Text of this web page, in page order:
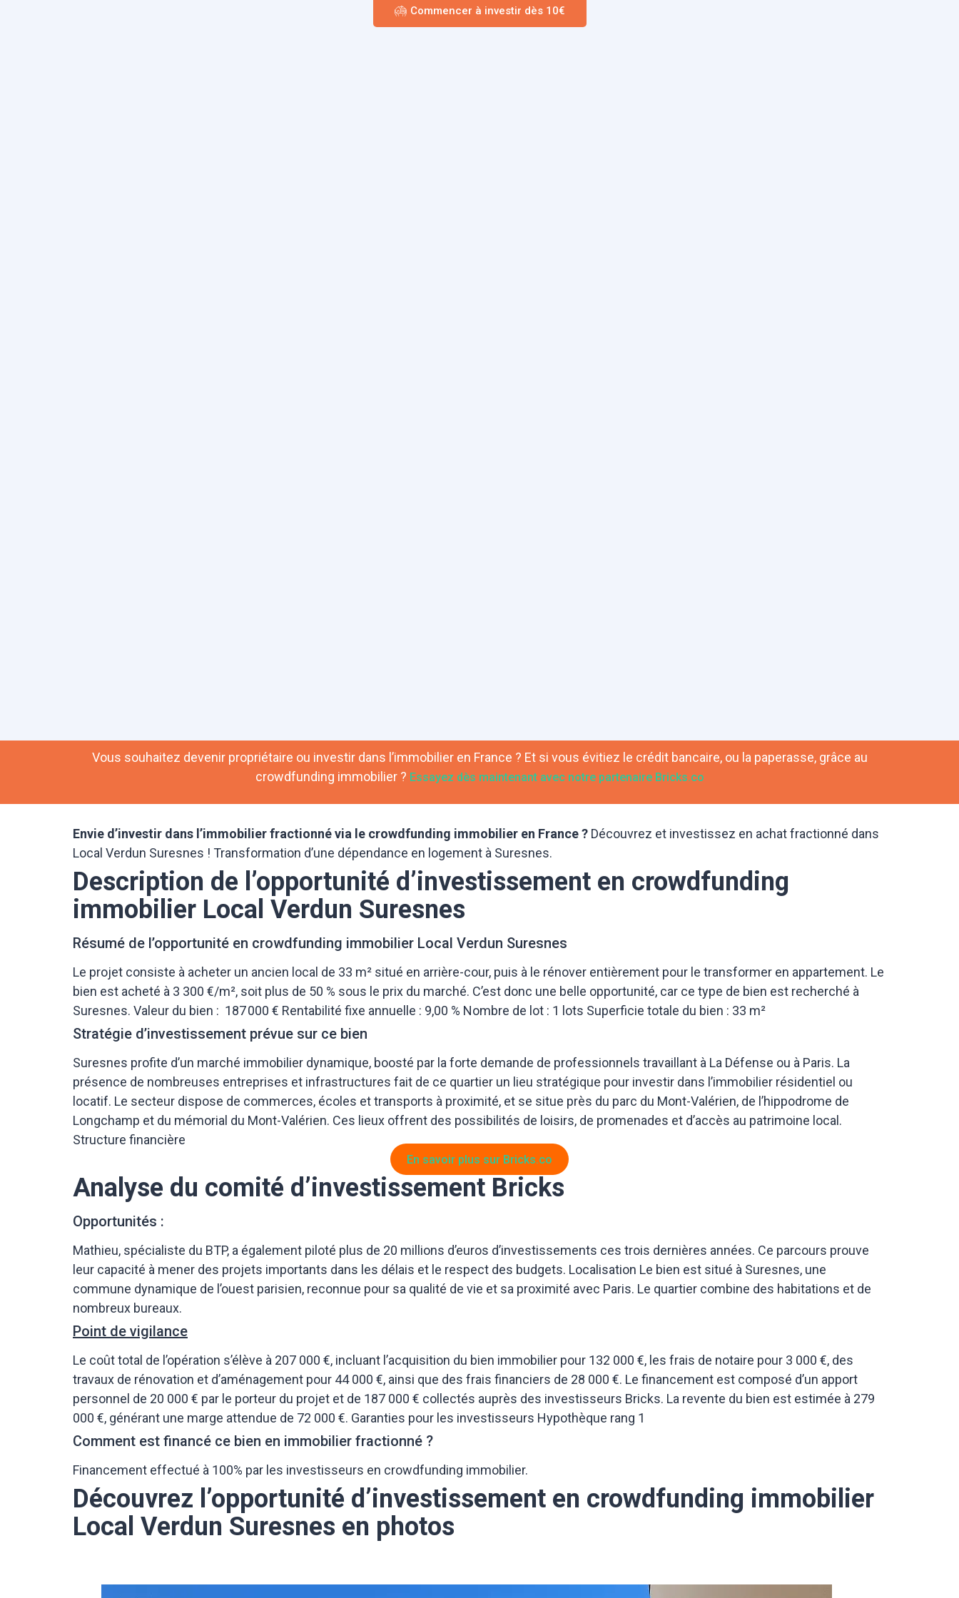
Commencer à investir dès 10€
Vous souhaitez devenir propriétaire ou investir dans l’immobilier en France ? Et si vous évitiez le crédit bancaire, ou la paperasse, grâce au
crowdfunding immobilier ? Essayez dès maintenant avec notre partenaire Bricks.co
Envie d’investir dans l’immobilier fractionné via le crowdfunding immobilier en France ? Découvrez et investissez en achat fractionné dans
Local Verdun Suresnes ! Transformation d’une dépendance en logement à Suresnes.
Description de l’opportunité d’investissement en crowdfunding
immobilier Local Verdun Suresnes
Résumé de l’opportunité en crowdfunding immobilier Local Verdun Suresnes
Le projet consiste à acheter un ancien local de 33 m² situé en arrière-cour, puis à le rénover entièrement pour le transformer en appartement. Le
bien est acheté à 3 300 €/m², soit plus de 50 % sous le prix du marché. C’est donc une belle opportunité, car ce type de bien est recherché à
Suresnes. Valeur du bien : 187 000 € Rentabilité fixe annuelle : 9,00 % Nombre de lot : 1 lots Superficie totale du bien : 33 m²
Stratégie d’investissement prévue sur ce bien
Suresnes profite d’un marché immobilier dynamique, boosté par la forte demande de professionnels travaillant à La Défense ou à Paris. La
présence de nombreuses entreprises et infrastructures fait de ce quartier un lieu stratégique pour investir dans l’immobilier résidentiel ou
locatif. Le secteur dispose de commerces, écoles et transports à proximité, et se situe près du parc du Mont-Valérien, de l’hippodrome de
Longchamp et du mémorial du Mont-Valérien. Ces lieux offrent des possibilités de loisirs, de promenades et d’accès au patrimoine local.
Structure financière
En savoir plus sur Bricks.co
Analyse du comité d’investissement Bricks
Opportunités :
Mathieu, spécialiste du BTP, a également piloté plus de 20 millions d’euros d’investissements ces trois dernières années. Ce parcours prouve
leur capacité à mener des projets importants dans les délais et le respect des budgets. Localisation Le bien est situé à Suresnes, une
commune dynamique de l’ouest parisien, reconnue pour sa qualité de vie et sa proximité avec Paris. Le quartier combine des habitations et de
nombreux bureaux.
Point de vigilance
Le coût total de l’opération s’élève à 207 000 €, incluant l’acquisition du bien immobilier pour 132 000 €, les frais de notaire pour 3 000 €, des
travaux de rénovation et d’aménagement pour 44 000 €, ainsi que des frais financiers de 28 000 €. Le financement est composé d’un apport
personnel de 20 000 € par le porteur du projet et de 187 000 € collectés auprès des investisseurs Bricks. La revente du bien est estimée à 279
000 €, générant une marge attendue de 72 000 €. Garanties pour les investisseurs Hypothèque rang 1
Comment est financé ce bien en immobilier fractionné ?
Financement effectué à 100% par les investisseurs en crowdfunding immobilier.
Découvrez l’opportunité d’investissement en crowdfunding immobilier
Local Verdun Suresnes en photos